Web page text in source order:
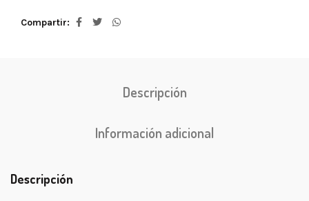
Compartir
Descripción
Información adicional
Descripción